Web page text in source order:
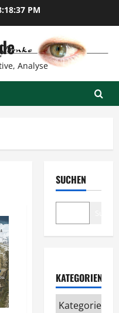
PM
Analyse
SUCHEN
KATEGORIEN